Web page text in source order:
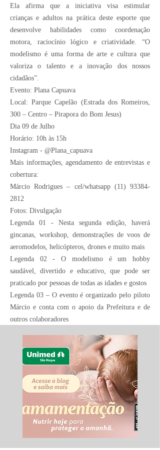
Ela afirma que a iniciativa visa estimular
crianças e adultos na prática deste esporte que
desenvolve habilidades como coordenação
motora, raciocínio lógico e criatividade. “O
modelismo é uma forma de arte e cultura que
valoriza o talento e a inovação dos nossos
cidadãos”.
Evento: Plana Capuava
Local: Parque Capelão (Estrada dos Romeiros,
300 – Centro – Pirapora do Bom Jesus)
Dia 09 de Julho
Horário: 10h às 15h
Instagram - @Plana_capuava
Mais informações, agendamento de entrevistas e
cobertura:
Márcio Rodrigues – cel/whatsapp (11) 93384-
2812
Fotos: Divulgação
Legenda 01 - Nesta segunda edição, haverá
gincanas, workshop, demonstrações de voos de
aeromodelos, helicópteros, drones e muito mais
Legenda 02 - O modelismo é um hobby
saudável, divertido e educativo, que pode ser
praticado por pessoas de todas as idades e gostos
Legenda 03 – O evento é organizado pelo piloto
Márcio e conta com o apoio da Prefeitura e de
outros colaboradores